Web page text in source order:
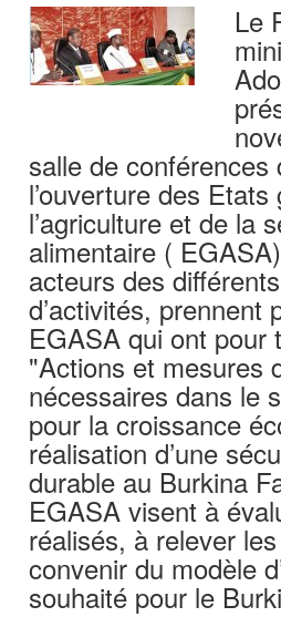
Le
salle de conférences
l’ouverture des
l’agriculture et de la
alimentaire (
acteurs des
d’activités, prennent
EGASA qui ont pour
"Actions et mesures
nécessaires dans le
pour la croissance
réalisation d’une
durable au Burkina
EGASA visent à
réalisés, à relever
convenir du modèle
souhaité pour le